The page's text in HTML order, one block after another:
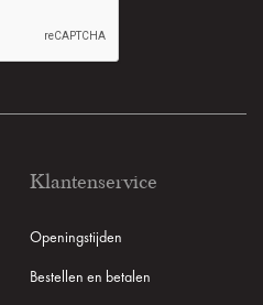
Klantenservice
Openingstijden
Bestellen en betalen